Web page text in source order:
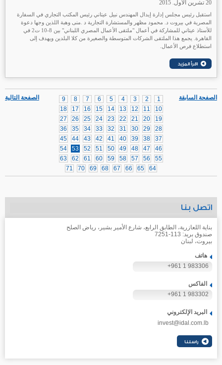
20 تشرين الأول. 2015
استقبل رئيس مجلس إدارة إيدال المهندس نبيل عيتاني رئيس المكتب التجاري في السفارة
المصرية في بيروت د. محمود مظهر والمستشارة التجارية د .منى وهبة اللذين وجها دعوة
للأستاذ عيتاني للمشاركة في أعمال "ملتقى اﻷعمال المصري اللبناني" بين 8-10 ت2 في
القاهرة. يجمع هذا الملتقى الشركات المتوسطة والصغيرة من كلا البلدين ويهدف إلى
استطلاع فرص اﻷعمال.
الصفحة التالية 1
2
3
4
5
6
7
8
9
10
11
12
13
14
15
16
17
18
19
20
21
22
23
24
25
26
27
28
29
30
31
32
33
34
35
36
37
38
39
40
41
42
43
44
45
46
47
48
49
50
51
52
53
54
55
56
57
58
59
60
61
62
63
64
65
66
67
68
69
70
71
الصفحة السابقة
اتصل بنا
بناية اللعازرية، الطابق الرابع، شارع الأمير بشير، رياض الصلح
صندوق بريد: 113-7251
بيروت، لبنان
هاتف
+961 1 983306
الفاكس
+961 1 983302
البريد الإلكتروني
invest@idal.com.lb